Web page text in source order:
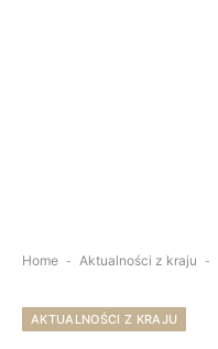
Home - Aktualności z kraju -
AKTUALNOŚCI Z KRAJU